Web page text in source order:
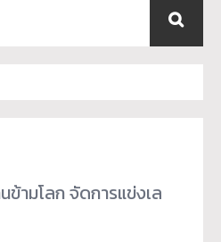
ข้ามโลก จัดการแข่งเล